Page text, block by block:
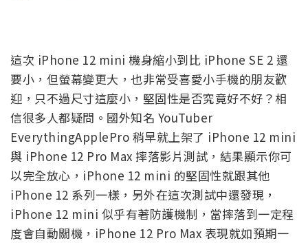
這次 iPhone 12 mini 機身縮小到比 iPhone SE 2 還
要小，但螢幕變更大，也非常受喜愛小手機的朋友歡
迎，只不過尺寸這麼小，堅固性是否究竟好不好？相
信很多人都疑問。國外知名 YouTuber
EverythingApplePro 稍早就上架了 iPhone 12 mini
與 iPhone 12 Pro Max 摔落影片測試，結果顯示你可
以完全放心，iPhone 12 mini 的堅固性就跟其他
iPhone 12 系列一樣，另外在這次測試中還發現，
iPhone 12 mini 似乎有著防護機制，當摔落到一定程
度會自動關機，iPhone 12 Pro Max 表現就如預期一